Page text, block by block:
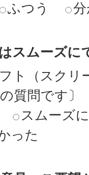
ふつう
スムーズに
ト（スク
質問です〕
スムーズ
った